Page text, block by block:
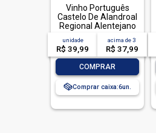
Vinho Português
Castelo De Alandroal
Regional Alentejano
Tinto 750ml
unidade
R$ 39,99
acima de3
R$ 37,99
COMPRAR
Comprar caixa:6